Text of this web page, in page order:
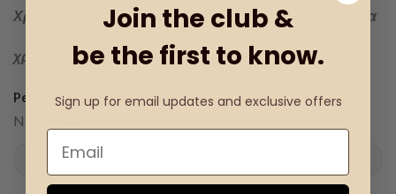
Χρόνος παράδοσης εντός 1-3 ημερών για την Αλβανία
χρόνος εντός 1-15 ημερών για την Ευρώπη
Personalization details: (+0.18€ )
Name (date)
Join the club &
be the first to know.
Sign up for email updates and exclusive offers